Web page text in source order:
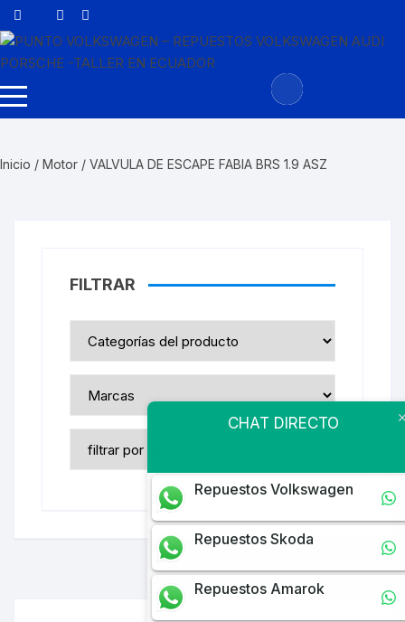
Saltar
al
Inicio / Motor / VALVULA DE ESCAPE FABIA BRS 1.9 ASZ
FILTRAR
CHAT DIRECTO
Repuestos Volkswagen
Repuestos Skoda
Repuestos Amarok